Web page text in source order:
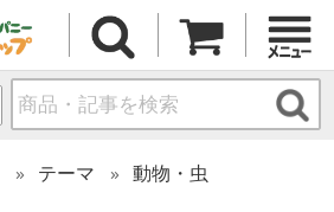
テーマ 動物・虫